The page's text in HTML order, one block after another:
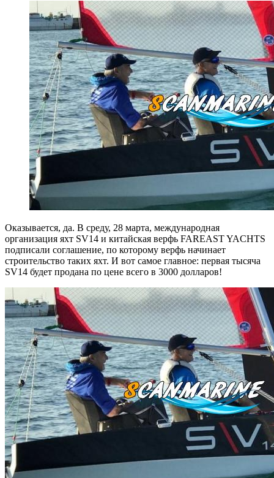
Оказывается, да. В среду, 28 марта, международная
организация яхт SV14 и китайская верфь FAREAST YACHTS
подписали соглашение, по которому верфь начинает
строительство таких яхт. И вот самое главное: первая тысяча
SV14 будет продана по цене всего в 3000 долларов!